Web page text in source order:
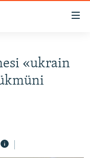
«ukrain